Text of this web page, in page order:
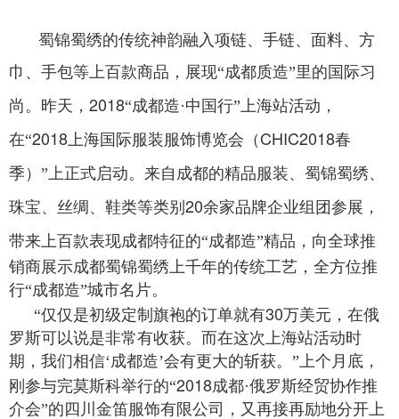
蜀锦蜀绣的传统神韵融入项链、手链、面料、方
巾、手包等上百款商品，展现“成都质造”里的国际习
尚。昨天， 2018“成都造·中国行”上海站活动，
在“2018上海国际服装服饰博览会（ CHIC2018春
季）”上正式启动。来自成都的精品服装、 蜀锦蜀绣、
珠宝、丝绸、鞋类等类别 20余家品牌企业组团参展，
带来上百款表现成都特征的“成都造”精品，向全球推
销商展示成都蜀锦蜀绣上千年的传统工艺，全方位推
行“成都造”城市名片。
“仅仅是初级定制旗袍的订单就有30万美元，在俄
罗斯可以说是非常有收获。而在这次上海站活动时
期，我们相信‘成都造’会有更大的斩获。”上个月底，
刚参与完莫斯科举行的“2018成都·俄罗斯经贸协作推
介会”的四川金笛服饰有限公司，又再接再励地分开上